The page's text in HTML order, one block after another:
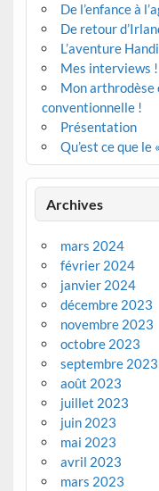
De l’enfance à
De retour
L’aventure
Mes interviews !
Mon arthrodèse
conventionnelle !
Présentation
Qu’est ce que le
Archives
mars 2024
février 2024
janvier 2024
décembre 2023
novembre 2023
octobre 2023
septembre 2023
août 2023
juillet 2023
juin 2023
mai 2023
avril 2023
mars 2023